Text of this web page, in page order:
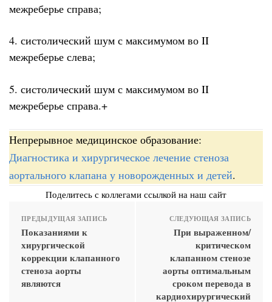
межреберье справа;
4. систолический шум с максимумом во II
межреберье слева;
5. систолический шум с максимумом во II
межреберье справа.+
Непрерывное медицинское образование:
Диагностика и хирургическое лечение стеноза
аортального клапана у новорожденных и детей.
Поделитесь с коллегами ссылкой на наш сайт
ПРЕДЫДУЩАЯ ЗАПИСЬ
Показаниями к
хирургической
коррекции клапанного
стеноза аорты
являются
СЛЕДУЮЩАЯ ЗАПИСЬ
При выраженном/
критическом
клапанном стенозе
аорты оптимальным
сроком перевода в
кардиохирургический